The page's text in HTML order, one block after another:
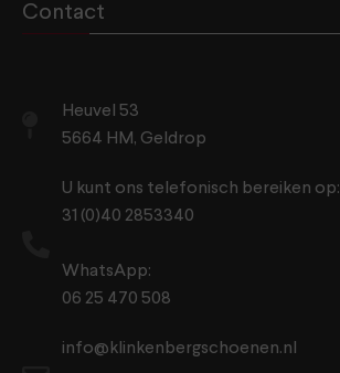
Contact
Heuvel 53
5664 HM, Geldrop
U kunt ons telefonisch bereiken op:
31 (0)40 2853340
WhatsApp:
06 25 470 508
info@klinkenbergschoenen.nl